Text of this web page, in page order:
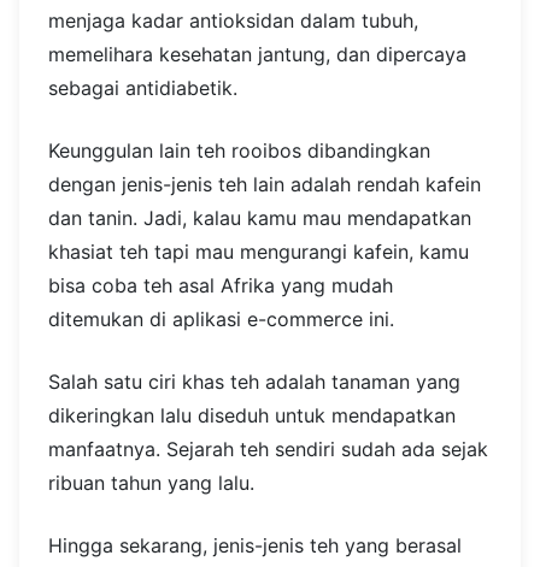
menjaga kadar antioksidan dalam tubuh,
memelihara kesehatan jantung, dan dipercaya
sebagai antidiabetik.
Keunggulan lain teh rooibos dibandingkan
dengan jenis-jenis teh lain adalah rendah kafein
dan tanin. Jadi, kalau kamu mau mendapatkan
khasiat teh tapi mau mengurangi kafein, kamu
bisa coba teh asal Afrika yang mudah
ditemukan di aplikasi e-commerce ini.
Salah satu ciri khas teh adalah tanaman yang
dikeringkan lalu diseduh untuk mendapatkan
manfaatnya. Sejarah teh sendiri sudah ada sejak
ribuan tahun yang lalu.
Hingga sekarang, jenis-jenis teh yang berasal